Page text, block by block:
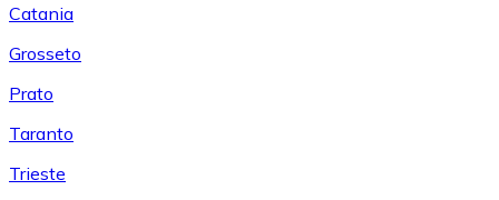
Catania
Grosseto
Prato
Taranto
Trieste